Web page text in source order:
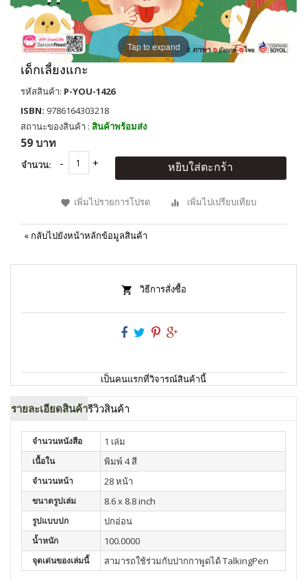
Tap to expand
เด็กเลี้ยงแกะ
รหัสสินค้า: P-YOU-1426
ISBN: 9786164303218
สถานะของสินค้า : สินค้าพร้อมส่ง
59 บาท
จำนวน: หยิบใส่ตะกร้า
เพิ่มไปรายการโปรด เพิ่มไปเปรียบเทียบ
« กลับไปยังหน้าหลักข้อมูลสินค้า
วิธีการสั่งซื้อ
เป็นคนแรกที่วิจารณ์สินค้านี้
รายละเอียดสินค้ารีวิวสินค้า
จำนวนหนังสือ 1 เล่ม
เนื้อใน พิมพ์ 4 สี
จำนวนหน้า 28 หน้า
ขนาดรูปเล่ม 8.6 x 8.8 inch
รูปแบบปก ปกอ่อน
น้ำหนัก 100.0000
จุดเด่นของเล่มนี้ สามารถใช้ร่วมกับปากกาพูดได้ TalkingPen